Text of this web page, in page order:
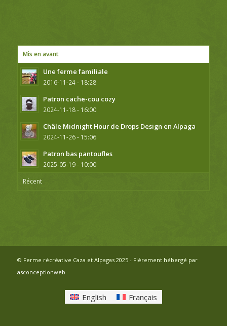
Mis en avant
Une ferme familiale
2016-11-24 - 18:28
Patron cache-cou cozy
2024-11-18 - 16:00
Châle Midnight Hour de Drops Design en Alpaga
2024-11-26 - 15:06
Patron bas pantoufles
2025-05-19 - 10:00
Récent
© Ferme récréative Caza et Alpagas 2025 - Fièrement hébergé par
asconceptionweb
English Français